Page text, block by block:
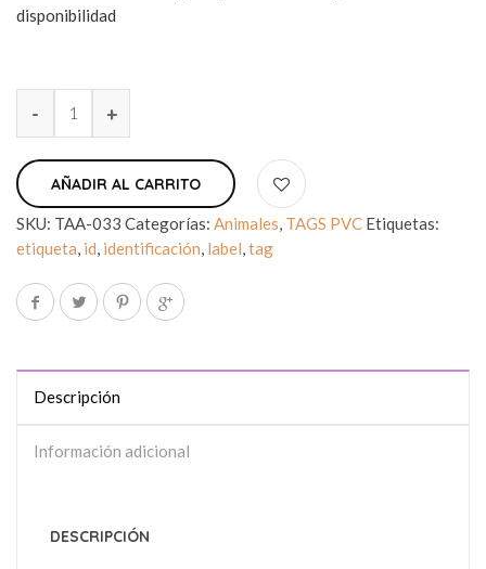
disponibilidad
AÑADIR AL CARRITO
SKU: TAA-033 Categorías: Animales, TAGS PVC Etiquetas:
etiqueta, id, identificación, label,tag
Descripción
Información adicional
DESCRIPCIÓN